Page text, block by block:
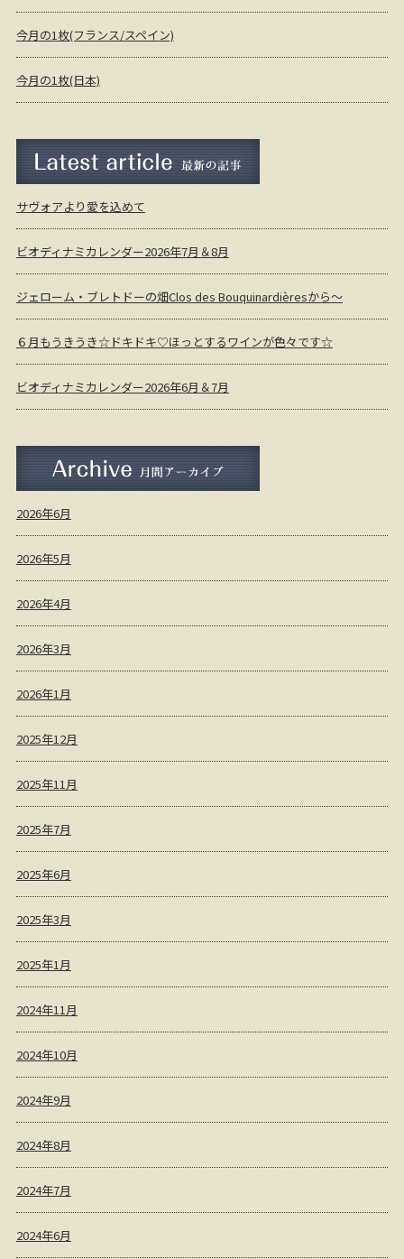
今月の1枚(フランス/スペイン)
今月の1枚(日本)
最新の記事
サヴォアより愛を込めて
ビオディナミカレンダー2026年7月＆8月
ジェローム・ブレトドーの畑Clos des Bouquinardièresから～
６月もうきうき☆ドキドキ♡ほっとするワインが色々です☆
ビオディナミカレンダー2026年6月＆7月
月間アーカイブ
2026年6月
2026年5月
2026年4月
2026年3月
2026年1月
2025年12月
2025年11月
2025年7月
2025年6月
2025年3月
2025年1月
2024年11月
2024年10月
2024年9月
2024年8月
2024年7月
2024年6月